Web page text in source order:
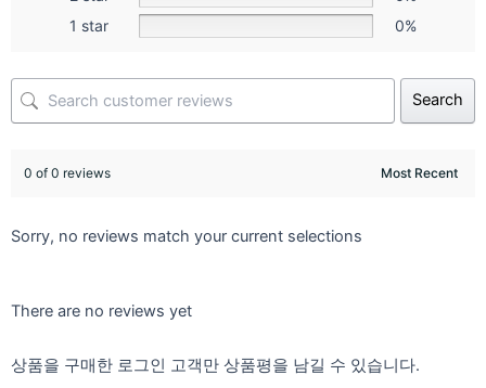
1 star
0%
Search
0 of 0 reviews
Sorry, no reviews match your current selections
There are no reviews yet
상품을 구매한 로그인 고객만 상품평을 남길 수 있습니다.